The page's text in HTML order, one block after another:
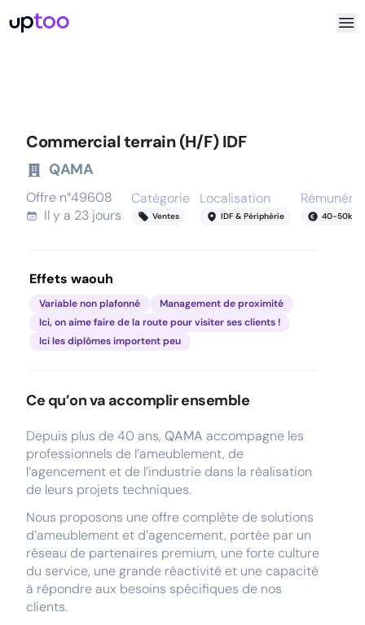
Commercial terrain (H/F) IDF
QAMA
Offre n°49608
Il y a 23 jours
Catégorie
Ventes
Localisation
IDF & Périphérie 40-50k
Effets waouh
Variable non plafonné
Management de proximité
Ici, on aime faire de la route pour visiter ses clients !
Ici les diplômes importent peu
Ce qu’on va accomplir ensemble
Depuis plus de 40 ans, QAMA accompagne les
professionnels de l’ameublement, de
l’agencement et de l’industrie dans la réalisation
de leurs projets techniques.
Nous proposons une offre complète de solutions
d’ameublement et d’agencement, portée par un
réseau de partenaires premium, une forte culture
du service, une grande réactivité et une capacité
à répondre aux besoins spécifiques de nos
clients.